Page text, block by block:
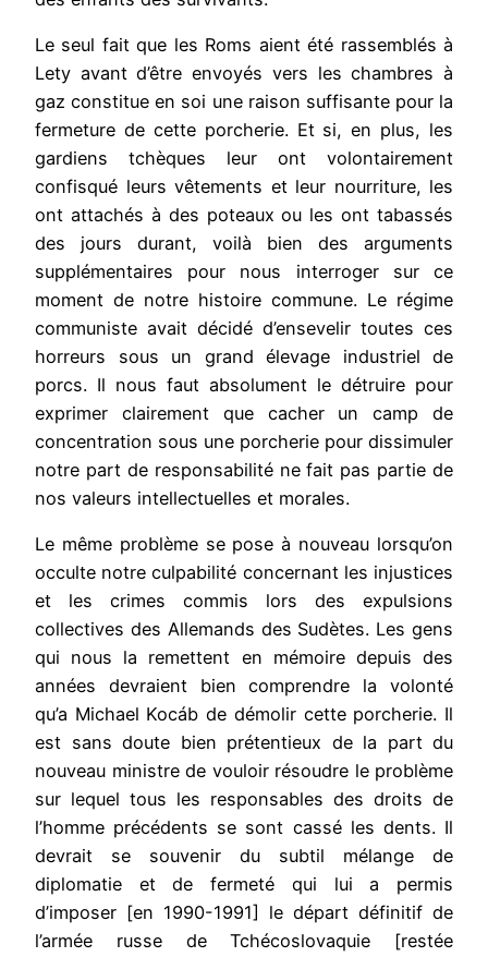
Le seul fait que les Roms aient été rassemblés à
Lety avant d’être envoyés vers les chambres à
gaz constitue en soi une raison suffisante pour la
fermeture de cette porcherie. Et si, en plus, les
gardiens tchèques leur ont volontairement
confisqué leurs vêtements et leur nourriture, les
ont attachés à des poteaux ou les ont tabassés
des jours durant, voilà bien des arguments
supplémentaires pour nous interroger sur ce
moment de notre histoire commune. Le régime
communiste avait décidé d’ensevelir toutes ces
horreurs sous un grand élevage industriel de
porcs. Il nous faut absolument le détruire pour
exprimer clairement que cacher un camp de
concentration sous une porcherie pour dissimuler
notre part de responsabilité ne fait pas partie de
nos valeurs intellectuelles et morales.
Le même problème se pose à nouveau lorsqu’on
occulte notre culpabilité concernant les injustices
et les crimes commis lors des expulsions
collectives des Allemands des Sudètes. Les gens
qui nous la remettent en mémoire depuis des
années devraient bien comprendre la volonté
qu’a Michael Kocáb de démolir cette porcherie. Il
est sans doute bien prétentieux de la part du
nouveau ministre de vouloir résoudre le problème
sur lequel tous les responsables des droits de
l’homme précédents se sont cassé les dents. Il
devrait se souvenir du subtil mélange de
diplomatie et de fermeté qui lui a permis
d’imposer [en 1990-1991] le départ définitif de
l’armée russe de Tchécoslovaquie [restée